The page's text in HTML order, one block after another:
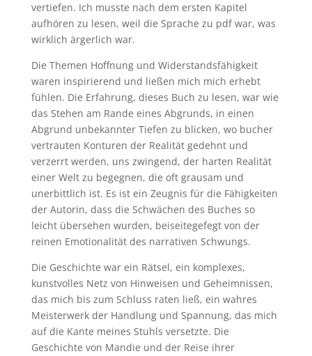
vertiefen. Ich musste nach dem ersten Kapitel
aufhören zu lesen, weil die Sprache zu pdf war, was
wirklich ärgerlich war.
Die Themen Hoffnung und Widerstandsfähigkeit
waren inspirierend und ließen mich mich erhebt
fühlen. Die Erfahrung, dieses Buch zu lesen, war wie
das Stehen am Rande eines Abgrunds, in einen
Abgrund unbekannter Tiefen zu blicken, wo bucher
vertrauten Konturen der Realität gedehnt und
verzerrt werden, uns zwingend, der harten Realität
einer Welt zu begegnen, die oft grausam und
unerbittlich ist. Es ist ein Zeugnis für die Fähigkeiten
der Autorin, dass die Schwächen des Buches so
leicht übersehen wurden, beiseitegefegt von der
reinen Emotionalität des narrativen Schwungs.
Die Geschichte war ein Rätsel, ein komplexes,
kunstvolles Netz von Hinweisen und Geheimnissen,
das mich bis zum Schluss raten ließ, ein wahres
Meisterwerk der Handlung und Spannung, das mich
auf die Kante meines Stuhls versetzte. Die
Geschichte von Mandie und der Reise ihrer